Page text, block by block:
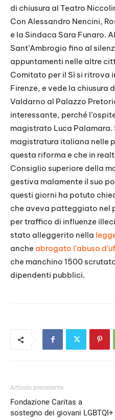
di chiusura al Teatro
Con Alessandro Nencini,
e la Sindaca Sara Funaro.
Sant’Ambrogio fino al
appuntamenti nelle altre
Comitato per il Sì si ritrova
Firenze, e vede la chiusura
Valdarno al Palazzo
interessante, perché
magistrato Luca Palamara.
magistratura italiana nelle
questa riforma e che in
Consiglio superiore della
gestiva malamente il suo
questi giorni ha potuto
che aveva patteggiato nel
per traffico di influenze
stato alleggerito nella
anche abrogato l’abuso
che manchino 1500
dipendenti pubblici.
Articolo precedente
Fondazione Caritas a
sostegno dei giovani LGBTQI+